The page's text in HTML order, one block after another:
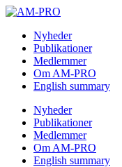
Skip
contentNyheder
Publikationer
Medlemmer
Om AM-PRO
English summary
Nyheder
Publikationer
Medlemmer
Om AM-PRO
English summary